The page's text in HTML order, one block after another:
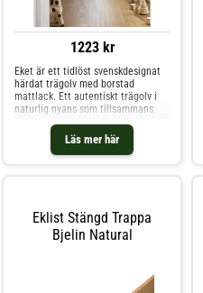
1223 kr
Läs mer här
Eket är ett tidlöst svenskdesignat
härdat trägolv med borstad
mattlack. Ett autentiskt trägolv i
naturlig nyans som tillsammans
med den variationsrika Nature
sorteringen förstärker golvets
genuina känsla. Golvet är tillverkat
av FSC-certifierad europeisk ek.
golvet mer slitagetåligt och lättare
att både rengöra och underhålla.
Vi rekommenderar golv med en
Eklist Stängd Trappa
Bjelin Natural